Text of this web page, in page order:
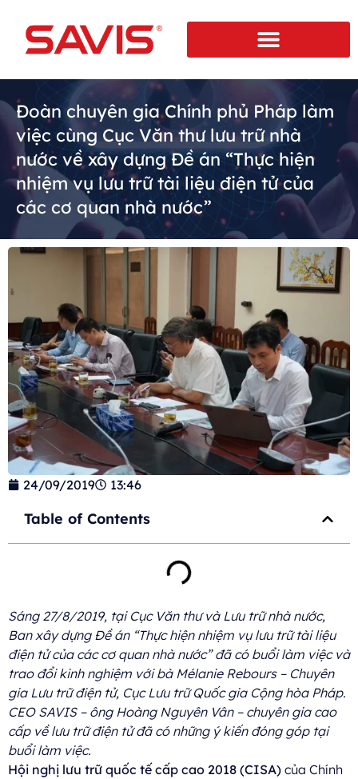
Đoàn chuyên gia Chính phủ Pháp làm
việc cùng Cục Văn thư lưu trữ nhà
nước về xây dựng Đề án “Thực hiện
nhiệm vụ lưu trữ tài liệu điện tử của
các cơ quan nhà nước”
24/09/2019 13:46
Table of Contents
Sáng 27/8/2019, tại Cục Văn thư và Lưu trữ nhà nước,
Ban xây dựng Đề án “Thực hiện nhiệm vụ lưu trữ tài liệu
điện tử của các cơ quan nhà nước” đã có buổi làm việc và
trao đổi kinh nghiệm với bà Mélanie Rebours – Chuyên
gia Lưu trữ điện tử, Cục Lưu trữ Quốc gia Cộng hòa Pháp.
CEO SAVIS – ông Hoàng Nguyên Vân – chuyên gia cao
cấp về lưu trữ điện tử đã có những ý kiến đóng góp tại
buổi làm việc.
Hội nghị lưu trữ quốc tế cấp cao 2018 (CISA) của Chính